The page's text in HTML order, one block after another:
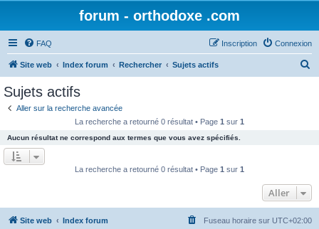
forum - orthodoxe .com
FAQ Connexion
Inscription
Site web Index forum Rechercher Sujets actifs
e
r
Sujets actifs
Aller sur la recherche avancée
La recherche a retourné 0 résultat • Page 1 sur 1
Aucun résultat ne correspond aux termes que vous avez spécifiés.
La recherche a retourné 0 résultat • Page 1 sur 1
Aller
Site web Index forum Fuseau horaire sur UTC+02:00